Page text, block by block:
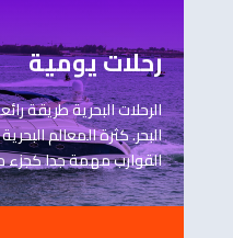
رحلات يومية
الرحلات البحرية طريقة
البحر. كثرة المعالم
القوارب مهمة جدا كجزء